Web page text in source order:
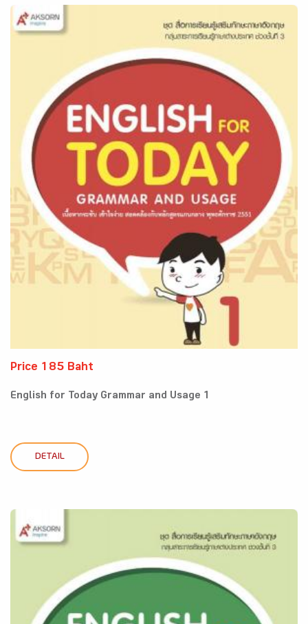
Price 185 Baht
English for Today Grammar and Usage 1
DETAIL